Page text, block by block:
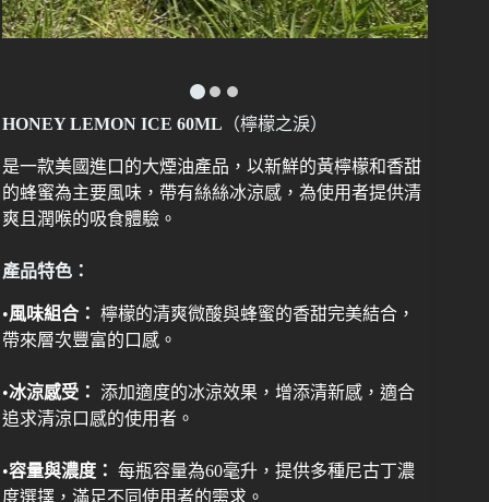
HONEY LEMON ICE 60ML （檸檬之淚）
是一款美國進口的大煙油產品，以新鮮的黃檸檬和香甜
的蜂蜜為主要風味，帶有絲絲冰涼感，為使用者提供清
爽且潤喉的吸食體驗。
產品特色：
•風味組合： 檸檬的清爽微酸與蜂蜜的香甜完美結合，
帶來層次豐富的口感。
•冰涼感受： 添加適度的冰涼效果，增添清新感，適合
追求清涼口感的使用者。
•容量與濃度： 每瓶容量為60毫升，提供多種尼古丁濃
度選擇，滿足不同使用者的需求。